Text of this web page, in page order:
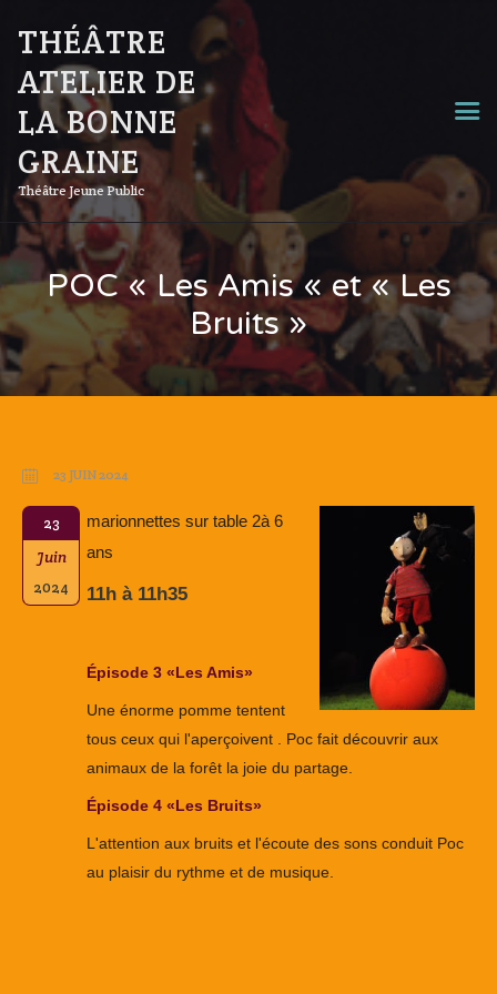
THÉÂTRE
ATELIER DE
LA BONNE
GRAINE
Théâtre Jeune Public
POC « Les Amis « et « Les
Bruits »
23 JUIN 2024
23
Juin
2024
marionnettes sur table 2à 6
ans
11h à 11h35
Épisode 3 «Les Amis»
Une énorme pomme tentent
tous ceux qui l'aperçoivent . Poc fait découvrir aux
animaux de la forêt la joie du partage.
Épisode 4 «Les Bruits»
L'attention aux bruits et l'écoute des sons conduit Poc
au plaisir du rythme et de musique.